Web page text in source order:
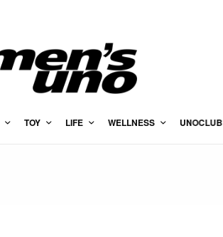
TOY LIFE WELLNESS UNOCLUB